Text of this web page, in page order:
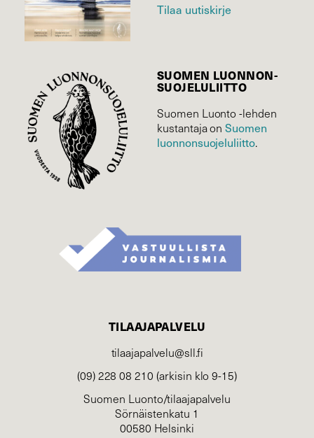
Tilaa uutiskirje
SUOMEN LUONNON­
SUOJELU­LIITTO
Suomen Luonto -lehden
kustantaja onSuomen
luonnonsuojelu­liitto.
TILAAJAPALVELU
tilaajapalvelu@sll.fi
(09) 228 08 210 (arkisin klo 9-15)
Suomen Luonto/tilaajapalvelu
Sörnäistenkatu 1
00580 Helsinki